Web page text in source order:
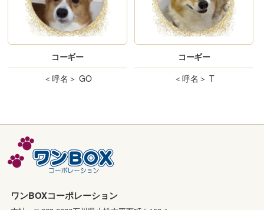
コーギー
＜呼名＞ GO
コーギー
＜呼名＞ T
ワンBOXコーポレーション